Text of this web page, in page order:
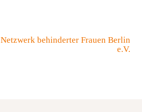
Netzwerk behinderter Frauen Berlin
e.V.